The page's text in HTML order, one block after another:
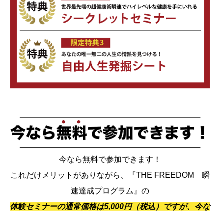
今なら無料で参加できます！
これだけメリットがありながら、『THE FREEDOM 瞬
速達成プログラム』の
体験セミナーの通常価格は5,000円（税込）ですが、今な